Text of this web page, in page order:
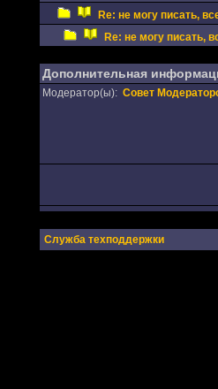
Re: не могу писать,
Re: не могу писать,
Дополнительная
Модератор(ы): Совет
Служба техподдержки